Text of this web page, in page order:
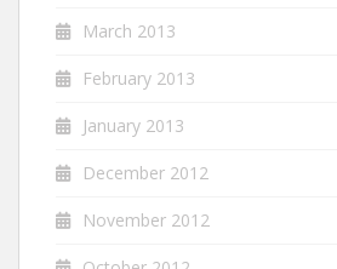
March 2013
February 2013
January 2013
December 2012
November 2012